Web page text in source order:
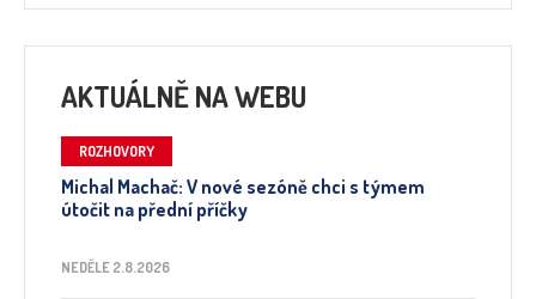
AKTUÁLNĚ NA WEBU
ROZHOVORY
Michal Machač: V nové sezóně chci s týmem
útočit na přední příčky
NEDĚLE 2.8.2026